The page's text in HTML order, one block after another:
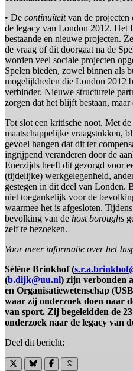
• De continuïteitvan de projecten
de legacy van London 2012. Het
bestaande en nieuwe projecten.
de vraag of dit doorgaat na de
worden veel sociale projecten
Spelen bieden, zowel binnen als
mogelijkheden die London 2012
verbinder. Nieuwe structurele
zorgen dat het blijft bestaan,
Tot slot een kritische noot. Met
maatschappelijke vraagstukken,
gevoel hangen dat dit ter
ingrijpend veranderen door de
Enerzijds heeft dit gezorgd voor
(tijdelijke) werkgelegenheid,
gestegen in dit deel van Londen.
niet toegankelijk voor de
waarmee het is afgesloten.
bevolking van de host boroughs
zelf te bezoeken.
Voor meer informatie over het
Sélène Brinkhof (
(b.dijk@uu.nl) zijn verbonden
en Organisatiewetenschap
waar zij onderzoek doen naar
van sport. Zij begeleidden de
onderzoek naar de legacy van
Deel dit bericht: